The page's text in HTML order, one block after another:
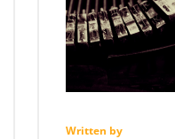
Written by